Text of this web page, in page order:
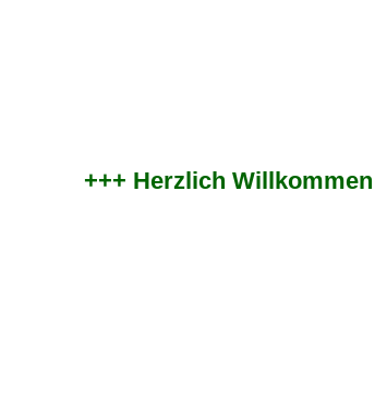
+++ Herzlich Willkommen